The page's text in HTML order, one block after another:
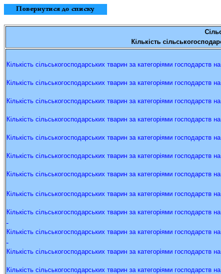
С
Кількість
Кількість сільськогосподарських тварин за категоріями господарств
Кількість сільськогосподарських тварин за категоріями господарств
Кількість сільськогосподарських тварин за категоріями господарств
Кількість сільськогосподарських тварин за категоріями господарств
Кількість сільськогосподарських тварин за категоріями господарств
Кількість сільськогосподарських тварин за категоріями господарств
Кількість сільськогосподарських тварин за категоріями господарств
Кількість сільськогосподарських тварин за категоріями господарств
Кількість сільськогосподарських тварин за категоріями господарств
Кількість сільськогосподарських тварин за категоріями господарств
Кількість сільськогосподарських тварин за категоріями господарств
Кількість сільськогосподарських тварин за категоріями господарств